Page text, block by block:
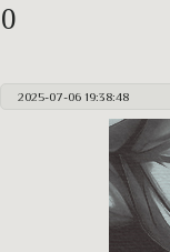
0
2025-07-06 19:38:48